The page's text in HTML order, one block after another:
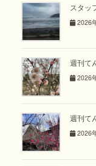
スタッ
2026
週刊て
2026
週刊て
2026